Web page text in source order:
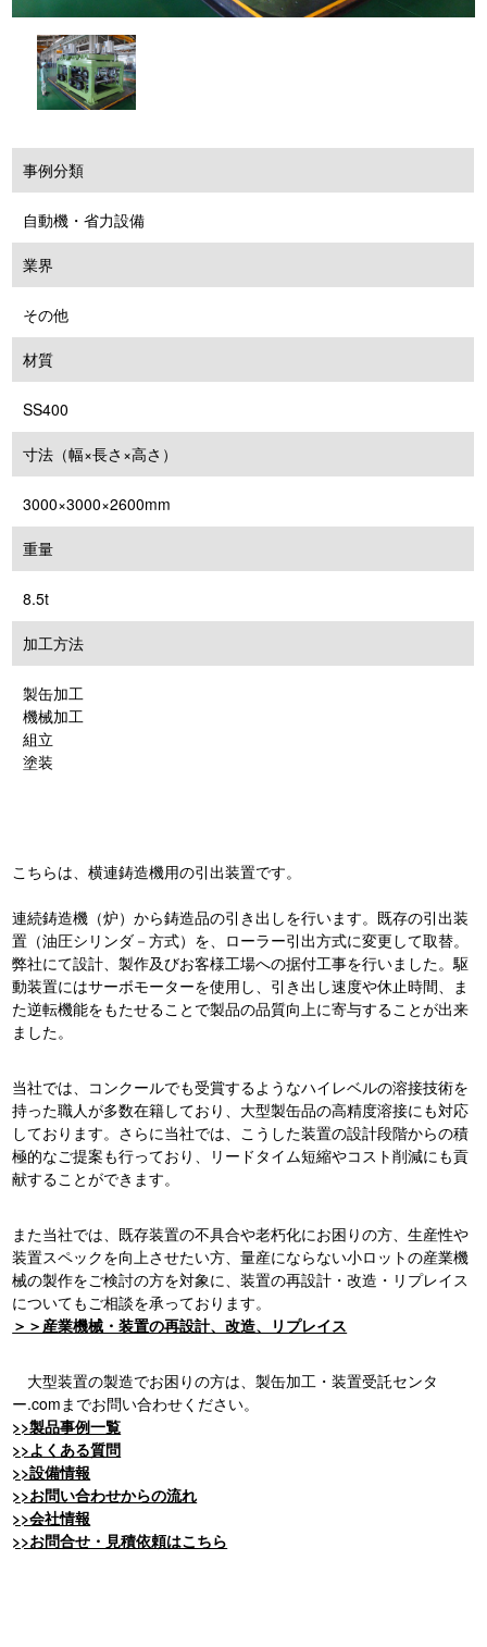
事例分類
自動機・省力設備
業界
その他
材質
SS400
寸法（幅×長さ×高さ）
3000×3000×2600mm
重量
8.5t
加工方法
製缶加工
機械加工
組立
塗装
こちらは、横連鋳造機用の引出装置です。
連続鋳造機（炉）から鋳造品の引き出しを行います。既存の引出装
置（油圧シリンダ－方式）を、ローラー引出方式に変更して取替。
弊社にて設計、製作及びお客様工場への据付工事を行いました。駆
動装置にはサーボモーターを使用し、引き出し速度や休止時間、ま
た逆転機能をもたせることで製品の品質向上に寄与することが出来
ました。
当社では、コンクールでも受賞するようなハイレベルの溶接技術を
持った職人が多数在籍しており、大型製缶品の高精度溶接にも対応
しております。さらに当社では、こうした装置の設計段階からの積
極的なご提案も行っており、リードタイム短縮やコスト削減にも貢
献することができます。
また当社では、既存装置の不具合や老朽化にお困りの方、生産性や
装置スペックを向上させたい方、量産にならない小ロットの産業機
械の製作をご検討の方を対象に、装置の再設計・改造・リプレイス
についてもご相談を承っております。
＞＞産業機械・装置の再設計、改造、リプレイス
大型装置の製造でお困りの方は、製缶加工・装置受託センタ
ー.comまでお問い合わせください。
>>製品事例一覧
>>よくある質問
>>設備情報
>>お問い合わせからの流れ
>>会社情報
>>お問合せ・見積依頼はこちら